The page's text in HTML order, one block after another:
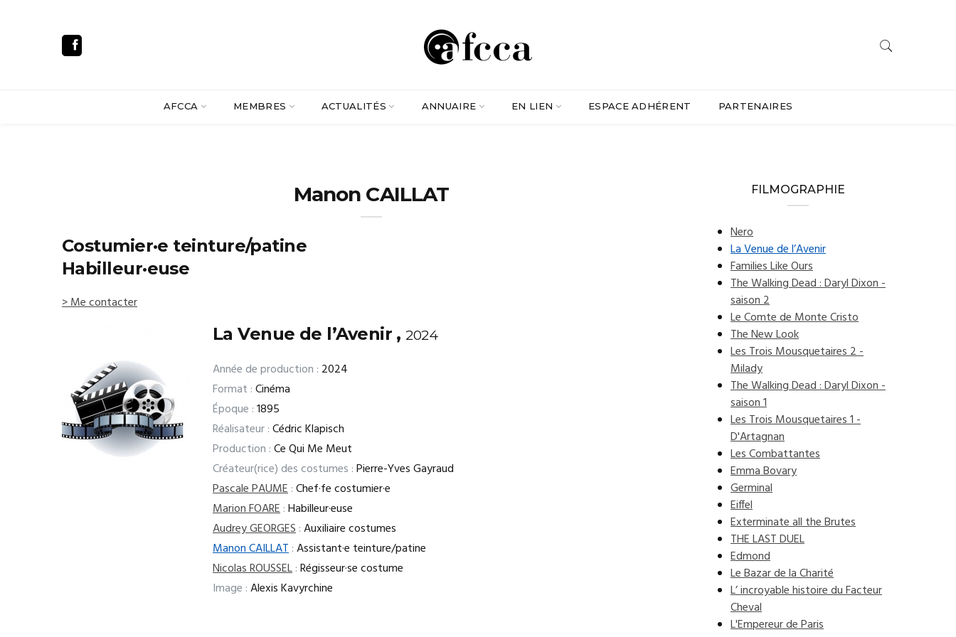
AFCCA MEMBRES ACTUALITÉS ANNUAIRE EN LIEN ESPACE ADHÉRENT PARTENAIRES
Manon CAILLAT
Costumier·e teinture/patine
Habilleur·euse
> Me contacter
La Venue de l’Avenir ,2024
Année de production : 2024
Format :Cinéma
Époque :1895
Réalisateur :Cédric Klapisch
Production :Ce Qui Me Meut
Créateur(rice) des costumes :Pierre-Yves Gayraud
Pascale PAUME:Chef·fe costumier·e
Marion FOARE:Habilleur·euse
Audrey GEORGES:Auxiliaire costumes
Manon CAILLAT:Assistant·e teinture/patine
Nicolas ROUSSEL:Régisseur·se costume
Image :Alexis Kavyrchine
FILMOGRAPHIE
Nero
La Venue de l’Avenir
Families Like Ours
The Walking Dead : Daryl Dixon -
saison 2
Le Comte de Monte Cristo
The New Look
Les Trois Mousquetaires 2 -
Milady
The Walking Dead : Daryl Dixon -
saison 1
Les Trois Mousquetaires 1 -
D'Artagnan
Les Combattantes
Emma Bovary
Germinal
Eiffel
Exterminate all the Brutes
THE LAST DUEL
Edmond
Le Bazar de la Charité
L’ incroyable histoire du Facteur
Cheval
L'Empereur de Paris